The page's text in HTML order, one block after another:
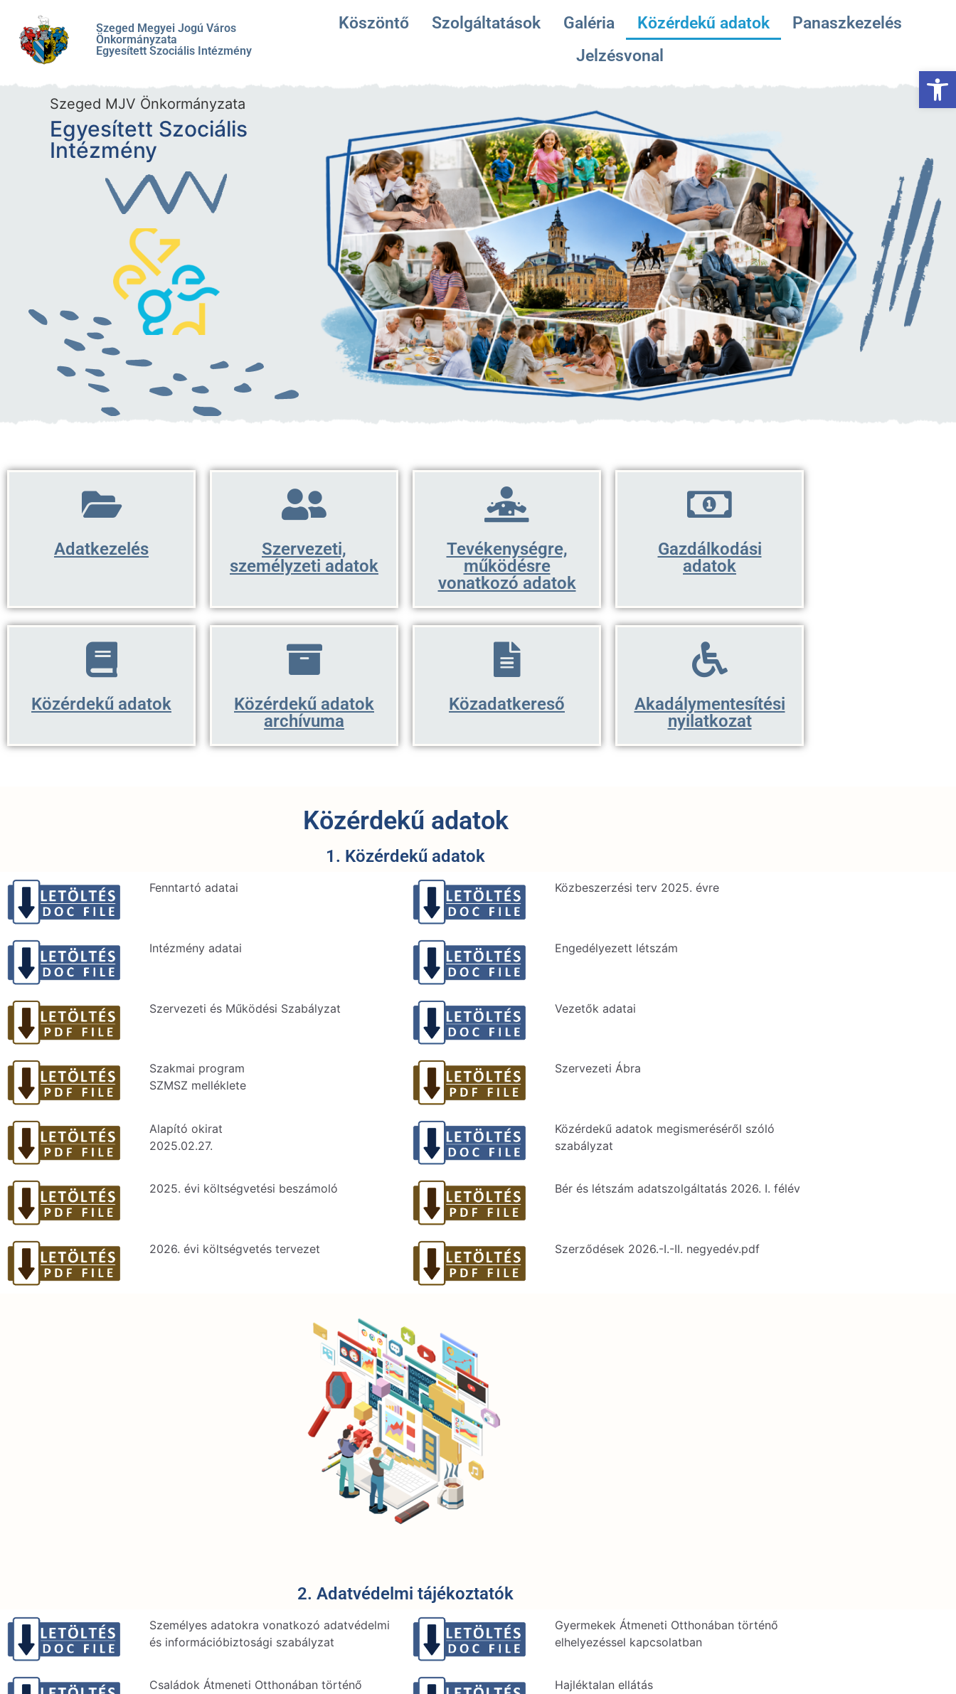
Szeged Megyei Jogú Város
Önkormányzata
Egyesített Szociális Intézmény
Köszöntő Szolgáltatások Galéria Közérdekű adatok
Panaszkezelés
Jelzésvonal
Szeged MJV Önkormányzata
Egyesített Szociális
Intézmény
Adatkezelés
Szervezeti,
személyzeti adatok
Tevékenységre,
működésre
vonatkozó adatok
Gazdálkodási
adatok
Közérdekű adatok
Közérdekű adatok
archívuma
Közadatkereső
Akadálymentesítési
nyilatkozat
Közérdekű adatok
1. Közérdekű adatok
Fenntartó adatai
Intézmény adatai
Szervezeti és Működési Szabályzat
Szakmai program
SZMSZ melléklete
Alapító okirat
2025.02.27.
2025. évi költségvetési beszámoló
2026. évi költségvetés tervezet
Közbeszerzési terv 2025. évre
Engedélyezett létszám
Vezetők adatai
Szervezeti Ábra
Közérdekű adatok megismeréséről szóló
szabályzat
Bér és létszám adatszolgáltatás 2026. I. félév
Szerződések 2026.-I.-II. negyedév.pdf
2. Adatvédelmi tájékoztatók
Személyes adatokra vonatkozó adatvédelmi
és információbiztosági szabályzat
Családok Átmeneti Otthonában történő
Gyermekek Átmeneti Otthonában történő
elhelyezéssel kapcsolatban
Hajléktalan ellátás